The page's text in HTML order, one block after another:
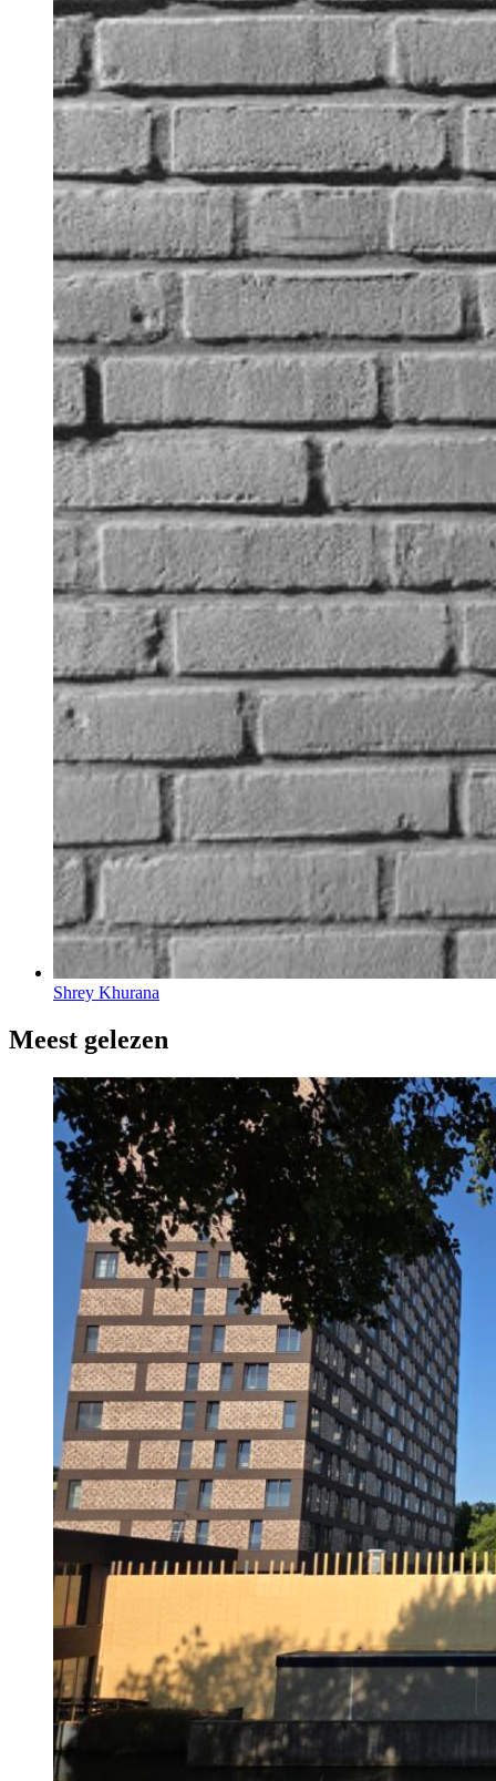
Shrey Khurana
Meest gelezen